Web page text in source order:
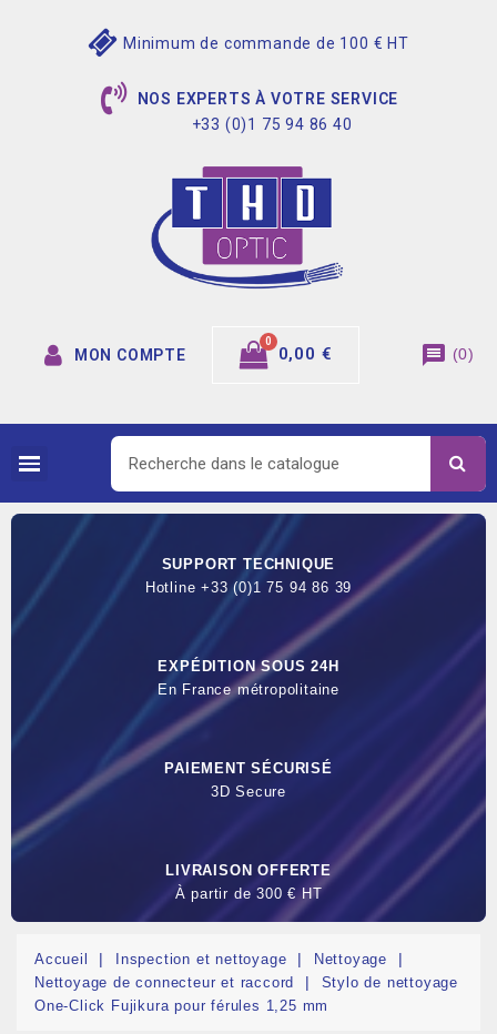
Minimum de commande de 100 € HT
NOS EXPERTS À VOTRE SERVICE
+33 (0)1 75 94 86 40
MON COMPTE 0,00 € message (0)
SUPPORT TECHNIQUE
Hotline +33 (0)1 75 94 86 39
EXPÉDITION SOUS 24H
En France métropolitaine
PAIEMENT SÉCURISÉ
3D Secure
LIVRAISON OFFERTE
À partir de 300 € HT
Accueil Inspection et nettoyage
Nettoyage
Nettoyage de connecteur et raccord
Stylo de nettoyage
One-Click Fujikura pour férules 1,25 mm